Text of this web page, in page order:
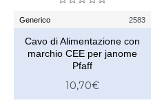
Generico 2583
Cavo di Alimentazione con
marchio CEE per janome
Pfaff
10,70€